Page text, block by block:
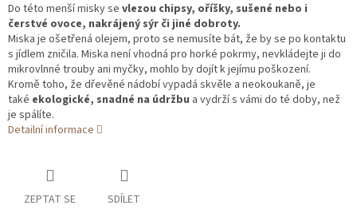
Do této menší misky se vlezou chipsy, oříšky, sušené nebo i
čerstvé ovoce, nakrájený sýr či jiné dobroty.
Miska je ošetřená olejem, proto se nemusíte bát, že by se po kontaktu
s jídlem zničila. Miska není vhodná pro horké pokrmy, nevkládejte ji do
mikrovlnné trouby ani myčky, mohlo by dojít k jejímu poškození.
Kromě toho, že dřevěné nádobí vypadá skvěle a neokoukaně, je
také ekologické, snadné na údržbu a vydrží s vámi do té doby, než
je spálíte.
Detailní informace
ZEPTAT SE SDÍLET